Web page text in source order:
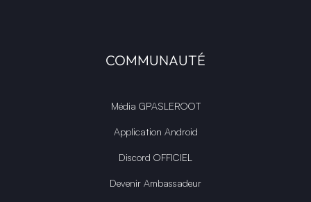
COMMUNAUTÉ
Média GPASLEROOT
Application Android
Discord OFFICIEL
Devenir Ambassadeur